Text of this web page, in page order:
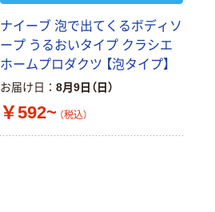
ナイーブ 泡で出てくるボディソ
ープ うるおいタイプ クラシエ
ホームプロダクツ 【泡タイプ】
お届け日 8月9日（日）
￥592~ （税込）